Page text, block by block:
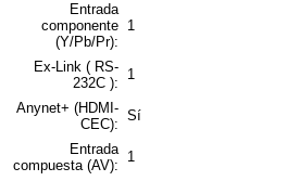
Entrada
componente
(Y/Pb/Pr):
1
Ex-Link ( RS-
232C ):
1
Anynet+ (HDMI-
CEC):
Sí
Entrada
compuesta (AV):
1